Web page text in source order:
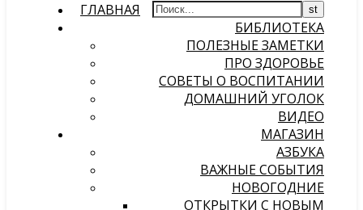
ГЛАВНАЯ
БИБЛИОТЕКА
ПОЛЕЗНЫЕ ЗАМЕТКИ
ПРО ЗДОРОВЬЕ
СОВЕТЫ О ВОСПИТАНИИ
ДОМАШНИЙ УГОЛОК
ВИДЕО
МАГАЗИН
АЗБУКА
ВАЖНЫЕ СОБЫТИЯ
НОВОГОДНИЕ
ОТКРЫТКИ С НОВЫМ